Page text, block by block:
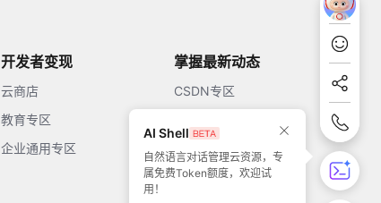
AI Shell
自然语言对话管理云资源，专
属免费Token额度，欢迎试
用！
开发者变现
云商店
教育专区
企业通用专区
掌握最新动态
CSDN专区
开源中国
51CTO